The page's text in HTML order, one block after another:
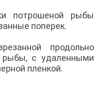
потрошеной рыбы
поперек.
продольно
рыбы, с удаленными
пленкой.